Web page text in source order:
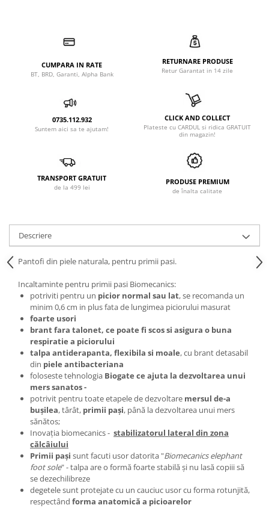
CUMPARA IN RATE
BT, BRD, Garanti, Alpha Bank
RETURNARE PRODUSE
Retur Garantat in 14 zile
0735.112.932
Suntem aici sa te ajutam!
CLICK AND COLLECT
Plateste cu CARDUL si ridica GRATUIT
din magazin!
TRANSPORT GRATUIT
de la 499 lei
PRODUSE PREMIUM
de înalta calitate
Descriere
Pantofi din piele naturala, pentru primii pasi.
Incaltaminte pentru primii pasi Biomecanics:
potriviti pentru un picior normal sau lat, se recomanda un
minim 0,6 cm in plus fata de lungimea piciorului masurat
foarte usori
brant fara talonet, ce poate fi scos si asigura o buna
respiratie a piciorului
talpa antiderapanta, flexibila si moale, cu brant detasabil
din piele antibacteriana
foloseste tehnologia Biogate ce ajuta la dezvoltarea unui
mers sanatos -
potrivit pentru toate etapele de dezvoltare mersul de-a
buşilea, târât, primii paşi, până la dezvoltarea unui mers
sănătos;
Inovaţia biomecanics - stabilizatorul lateral din zona
călcâiului
Primii paşi sunt facuti usor datorita "Biomecanics elephant
foot sole" - talpa are o formă foarte stabilă şi nu lasă copiii să
se dezechilibreze
degetele sunt protejate cu un cauciuc usor cu forma rotunjită,
respectând forma anatomică a picioarelor